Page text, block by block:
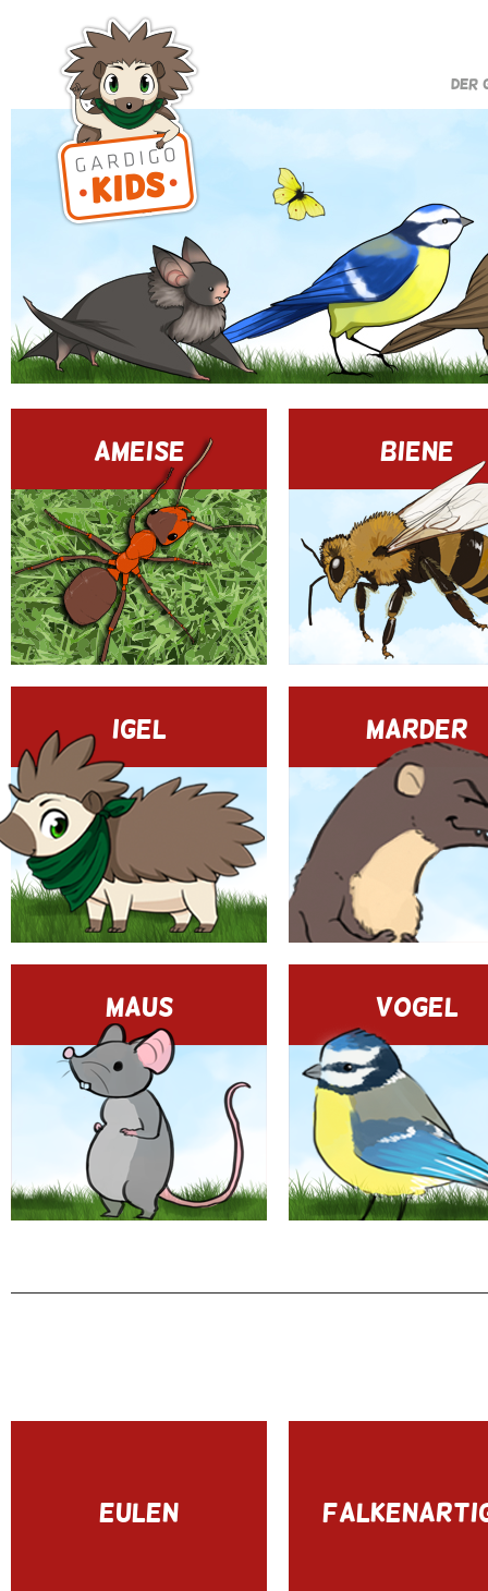
AMEISE BIENE
IGEL MARDER
MAUS VOGEL
EULEN
DER